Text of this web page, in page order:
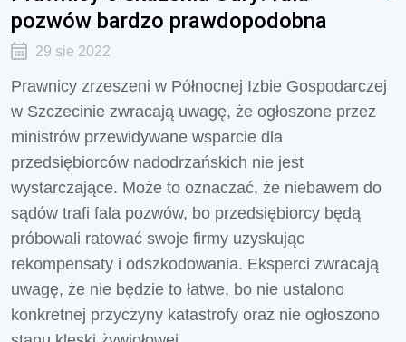
pozwów bardzo prawdopodobna
29 sie 2022
Prawnicy zrzeszeni w Północnej Izbie Gospodarczej
w Szczecinie zwracają uwagę, że ogłoszone przez
ministrów przewidywane wsparcie dla
przedsiębiorców nadodrzańskich nie jest
wystarczające. Może to oznaczać, że niebawem do
sądów trafi fala pozwów, bo przedsiębiorcy będą
próbowali ratować swoje firmy uzyskując
rekompensaty i odszkodowania. Eksperci zwracają
uwagę, że nie będzie to łatwe, bo nie ustalono
konkretnej przyczyny katastrofy oraz nie ogłoszono